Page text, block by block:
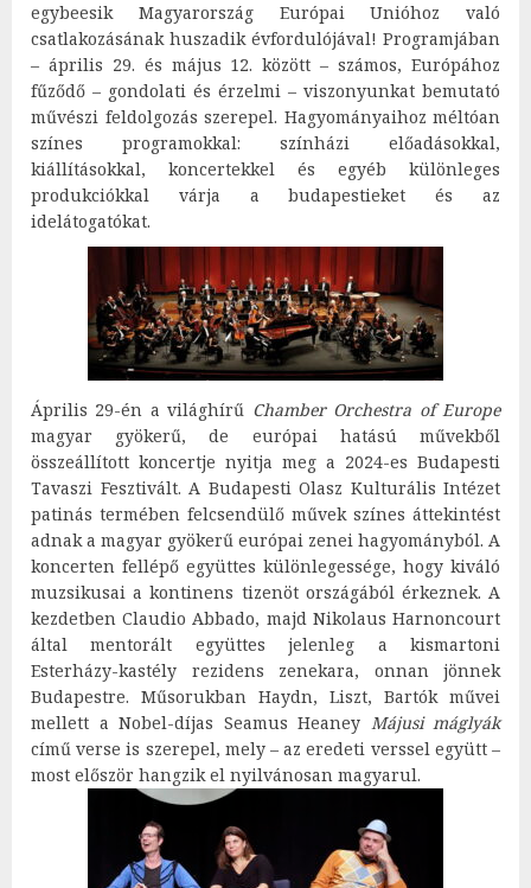
egybeesik Magyarország Európai Unióhoz való
csatlakozásának huszadik évfordulójával! Programjában
– április 29. és május 12. között – számos, Európához
fűződő – gondolati és érzelmi – viszonyunkat bemutató
művészi feldolgozás szerepel. Hagyományaihoz méltóan
színes programokkal: színházi előadásokkal,
kiállításokkal, koncertekkel és egyéb különleges
produkciókkal várja a budapestieket és az
idelátogatókat.
Április 29-én a világhírű Chamber Orchestra of Europe
magyar gyökerű, de európai hatású művekből
összeállított koncertje nyitja meg a 2024-es Budapesti
Tavaszi Fesztivált. A Budapesti Olasz Kulturális Intézet
patinás termében felcsendülő művek színes áttekintést
adnak a magyar gyökerű európai zenei hagyományból. A
koncerten fellépő együttes különlegessége, hogy kiváló
muzsikusai a kontinens tizenöt országából érkeznek. A
kezdetben Claudio Abbado, majd Nikolaus Harnoncourt
által mentorált együttes jelenleg a kismartoni
Esterházy-kastély rezidens zenekara, onnan jönnek
Budapestre. Műsorukban Haydn, Liszt, Bartók művei
mellett a Nobel-díjas Seamus Heaney Májusi máglyák
című verse is szerepel, mely – az eredeti verssel együtt –
most először hangzik el nyilvánosan magyarul.